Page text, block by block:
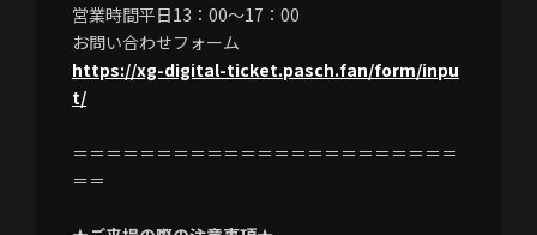
営業時間平日13：00～17：00
お問い合わせフォーム
https://xg-digital-ticket.pasch.fan/form/inpu
t/
＝＝＝＝＝＝＝＝＝＝＝＝＝＝＝＝＝＝＝＝＝＝＝
＝＝